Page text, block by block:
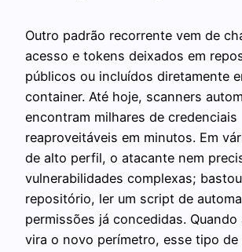
Outro padrão recorrente vem de
acesso e tokens deixados em
públicos ou incluídos diretamente
container. Até hoje, scanners
encontram milhares de credenciais
reaproveitáveis em minutos. Em
de alto perfil, o atacante nem
vulnerabilidades complexas;
repositório, ler um script de
permissões já concedidas.
vira o novo perímetro, esse tipo de